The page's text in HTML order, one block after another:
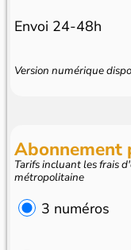
Envoi 24-48h
Version numérique
Abonnement
Tarifs incluant les frais
métropolitaine
3 numéros